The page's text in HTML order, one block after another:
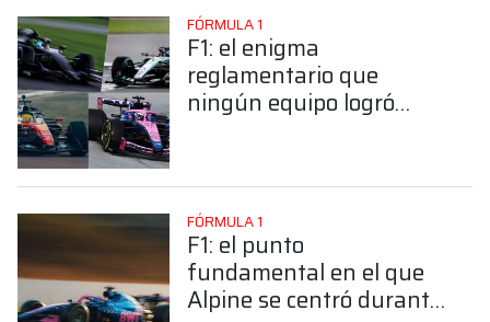
FÓRMULA 1
F1: el enigma
reglamentario que
ningún equipo logró
en Bahréin
FÓRMULA 1
F1: el punto
fundamental en el que
Alpine se centró durante